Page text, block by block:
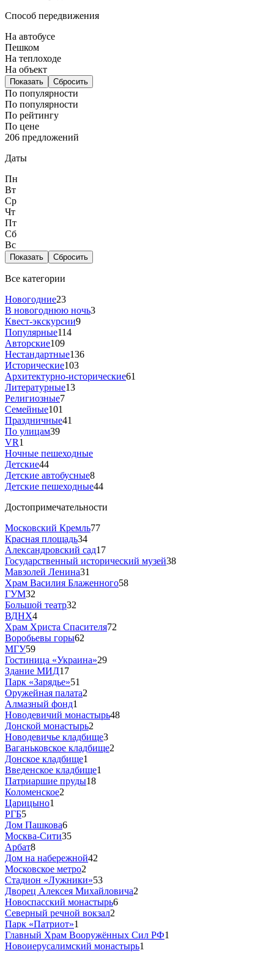
Способ передвижения
На автобусе
Пешком
На теплоходе
На объект
Показать Сбросить
По популярности
По популярности
По рейтингу
По цене
206 предложений
Даты
Пн
Вт
Ср
Чт
Пт
Сб
Вс
Показать Сбросить
Все категории
Новогодние23
В новогоднюю ночь3
Квест-экскурсии9
Популярные114
Авторские109
Нестандартные136
Исторические103
Архитектурно-исторические61
Литературные13
Религиозные7
Семейные101
Праздничные41
По улицам39
VR1
Ночные пешеходные
Детские44
Детские автобусные8
Детские пешеходные44
Достопримечательности
Московский Кремль77
Красная площадь34
Александровский сад17
Государственный исторический музей38
Мавзолей Ленина31
Храм Василия Блаженного58
ГУМ32
Большой театр32
ВДНХ4
Храм Христа Спасителя72
Воробьевы горы62
МГУ59
Гостиница «Украина»29
Здание МИД17
Парк «Зарядье»51
Оружейная палата2
Алмазный фонд1
Новодевичий монастырь48
Донской монастырь2
Новодевичье кладбище3
Ваганьковское кладбище2
Донское кладбище1
Введенское кладбище1
Патриаршие пруды18
Коломенское2
Царицыно1
РГБ5
Дом Пашкова6
Москва-Сити35
Арбат8
Дом на набережной42
Московское метро2
Стадион «Лужники»53
Дворец Алексея Михайловича2
Новоспасский монастырь6
Северный речной вокзал2
Парк «Патриот»1
Главный Храм Вооружённых Сил РФ1
Новоиерусалимский монастырь1